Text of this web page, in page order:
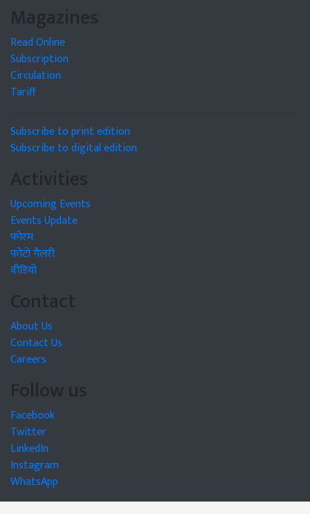
Magazines
Read Online
Subscription
Circulation
Tariff
Subscribe to print edition
Subscribe to digital edition
Activities
Upcoming Events
Events Update
फोरम
फोटो गैलरी
वीडियो
Contact
About Us
Contact Us
Careers
Follow us
Facebook
Twitter
LinkedIn
Instagram
WhatsApp